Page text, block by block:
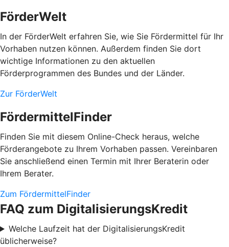
FörderWelt
In der FörderWelt erfahren Sie, wie Sie Fördermittel für Ihr
Vorhaben nutzen können. Außerdem finden Sie dort
wichtige Informationen zu den aktuellen
Förderprogrammen des Bundes und der Länder.
Zur FörderWelt
FördermittelFinder
Finden Sie mit diesem Online-Check heraus, welche
Förderangebote zu Ihrem Vorhaben passen. Vereinbaren
Sie anschließend einen Termin mit Ihrer Beraterin oder
Ihrem Berater.
Zum FördermittelFinder
FAQ zum DigitalisierungsKredit
Welche Laufzeit hat der DigitalisierungsKredit
üblicherweise?